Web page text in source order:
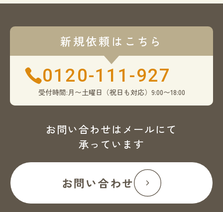
新規依頼はこちら
0120-111-927
受付時間:月〜土曜日（祝日も対応）9:00〜18:00
お問い合わせはメールにて
承っています
お問い合わせ